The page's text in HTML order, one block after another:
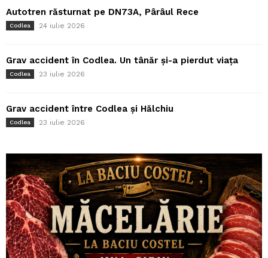
Autotren răsturnat pe DN73A, Pârâul Rece
Codlea 24 iulie 2026
Grav accident în Codlea. Un tânăr și-a pierdut viața
Codlea 23 iulie 2026
Grav accident între Codlea și Hălchiu
Codlea 23 iulie 2026